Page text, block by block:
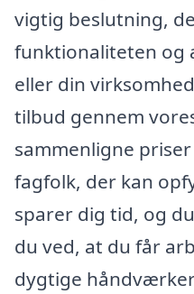
vigtig beslutning,
funktionaliteten og
eller din
tilbud gennem
sammenligne
fagfolk, der kan
sparer dig tid, og
du ved, at du får
dygtige